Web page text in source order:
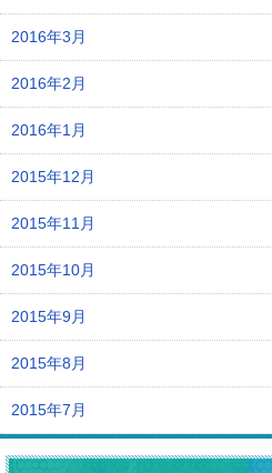
2016年3月
2016年2月
2016年1月
2015年12月
2015年11月
2015年10月
2015年9月
2015年8月
2015年7月